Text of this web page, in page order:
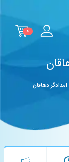
۰
دهاقان